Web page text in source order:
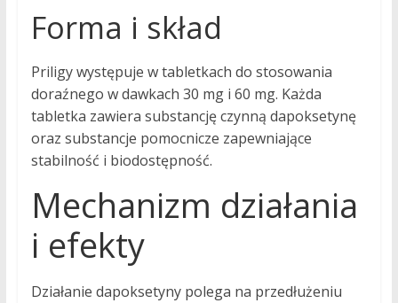
Forma i skład
Priligy występuje w tabletkach do stosowania
doraźnego w dawkach 30 mg i 60 mg. Każda
tabletka zawiera substancję czynną dapoksetynę
oraz substancje pomocnicze zapewniające
stabilność i biodostępność.
Mechanizm działania
i efekty
Działanie dapoksetyny polega na przedłużeniu